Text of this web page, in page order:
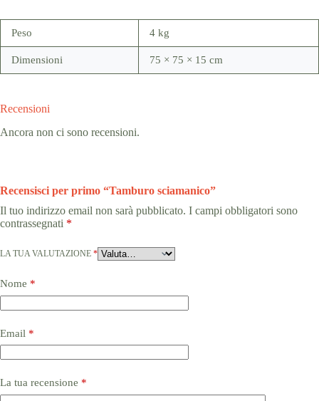
Peso 4 kg
Dimensioni 75 × 75 × 15 cm
Recensioni
Ancora non ci sono recensioni.
Recensisci per primo “Tamburo sciamanico”
Il tuo indirizzo email non sarà pubblicato. I campi obbligatori sono
contrassegnati *
LA TUA VALUTAZIONE *
Nome *
Email *
La tua recensione *